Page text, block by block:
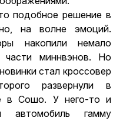
подобное решение в
на волне эмоций.
накопили немало
части миннвэнов. Но
стал кроссовер
развернули в
в Сошо. У него-то и
автомобиль гамму